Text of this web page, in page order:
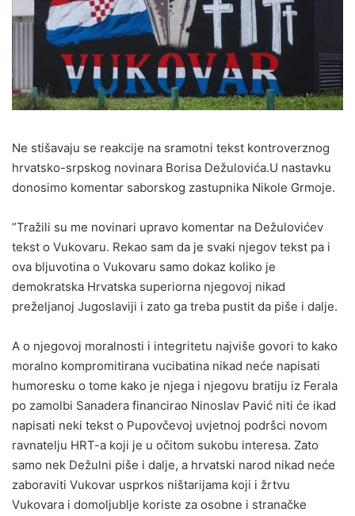
Ne stišavaju se reakcije na sramotni tekst kontroverznog
hrvatsko-srpskog novinara Borisa Dežulovića.U nastavku
donosimo komentar saborskog zastupnika Nikole Grmoje.
”Tražili su me novinari upravo komentar na Dežulovićev
tekst o Vukovaru. Rekao sam da je svaki njegov tekst pa i
ova bljuvotina o Vukovaru samo dokaz koliko je
demokratska Hrvatska superiorna njegovoj nikad
preželjanoj Jugoslaviji i zato ga treba pustit da piše i dalje.
A o njegovoj moralnosti i integritetu najviše govori to kako
moralno kompromitirana vucibatina nikad neće napisati
humoresku o tome kako je njega i njegovu bratiju iz Ferala
po zamolbi Sanadera financirao Ninoslav Pavić niti će ikad
napisati neki tekst o Pupovčevoj uvjetnoj podršci novom
ravnatelju HRT-a koji je u očitom sukobu interesa. Zato
samo nek Dežulni piše i dalje, a hrvatski narod nikad neće
zaboraviti Vukovar usprkos ništarijama koji i žrtvu
Vukovara i domoljublje koriste za osobne i stranačke